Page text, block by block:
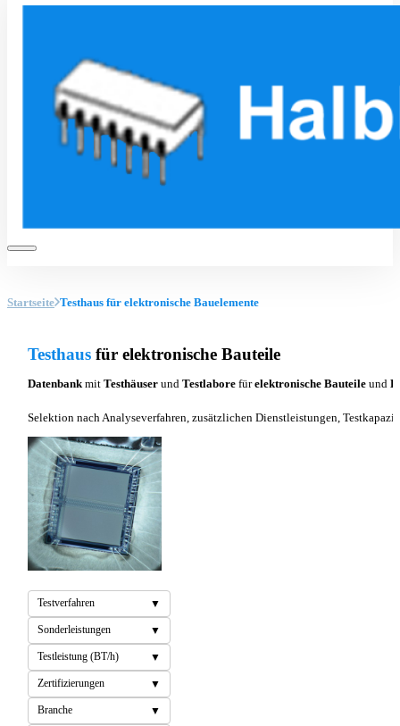
Startseite Testhaus für elektronische Bauelemente
Testhausfür elektronische Bauteile
Datenbank mit Testhäuserund Testlabore fürelektronische Bauteile und
Selektion nach Analyseverfahren, zusätzlichen Dienstleistungen,
Testverfahren
Sonderleistungen
Testleistung (BT/h)
Zertifizierungen
Branche